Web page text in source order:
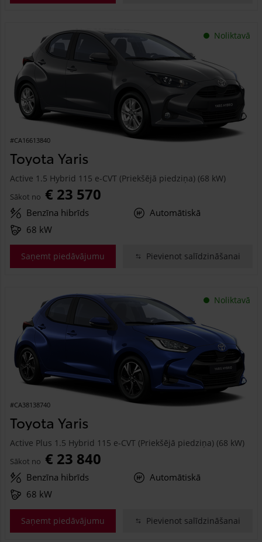
Noliktavā
#CA16613840
Toyota Yaris
Active 1.5 Hybrid 115 e-CVT (Priekšējā piedziņa) (68 kW)
Sākot no € 23 570
Benzīna hibrīds
Automātiskā
68 kW
Saņemt piedāvājumu Pievienot salīdzināšanai
Noliktavā
#CA38138740
Toyota Yaris
Active Plus 1.5 Hybrid 115 e-CVT (Priekšējā piedziņa) (68 kW)
Sākot no € 23 840
Benzīna hibrīds
Automātiskā
68 kW
Saņemt piedāvājumu Pievienot salīdzināšanai